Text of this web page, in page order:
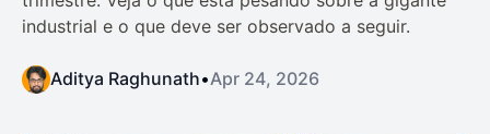
industrial e o que deve ser observado a seguir.
Aditya Raghunath•Apr 24, 2026